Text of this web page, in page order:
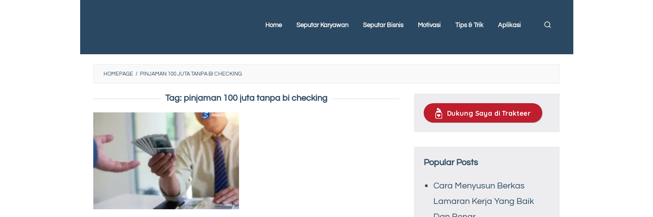
Home Seputar Karyawan Seputar Bisnis Motivasi Tips & Trik Aplikasi
HOMEPAGE / PINJAMAN 100 JUTA TANPA BI CHECKING
Tag: pinjaman 100 juta tanpa bi checking
Dukung Saya di Trakteer
Popular Posts
Cara Menyusun Berkas
Lamaran Kerja Yang Baik